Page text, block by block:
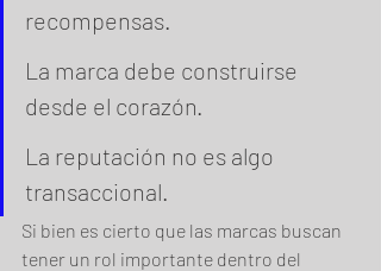
recompensas.
La marca debe construirse
desde el corazón.
La reputación no es algo
transaccional.
Si bien es cierto que las marcas buscan
tener un rol importante dentro del